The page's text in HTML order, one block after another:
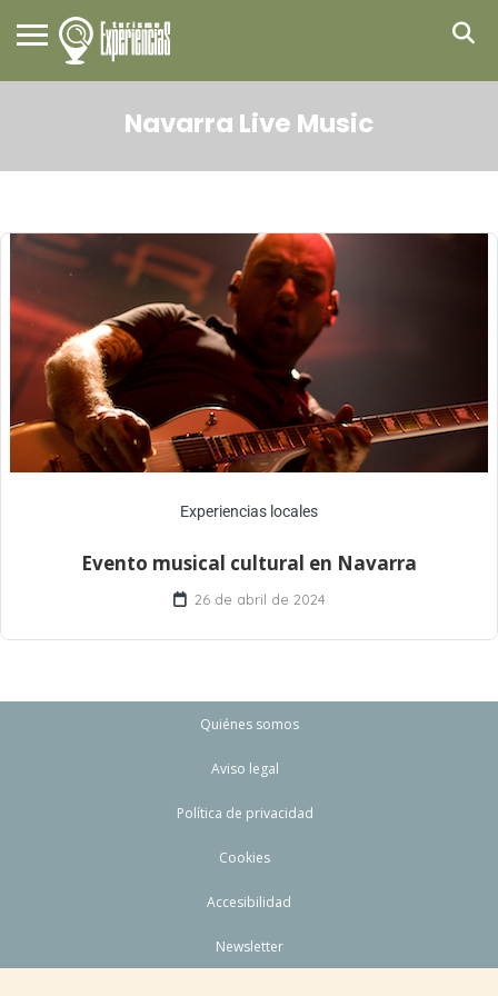
Navarra Live Music
Experiencias locales
Evento musical cultural en Navarra
26 de abril de 2024
Quiénes somos
Aviso legal
Política de privacidad
Cookies
Accesibilidad
Newsletter